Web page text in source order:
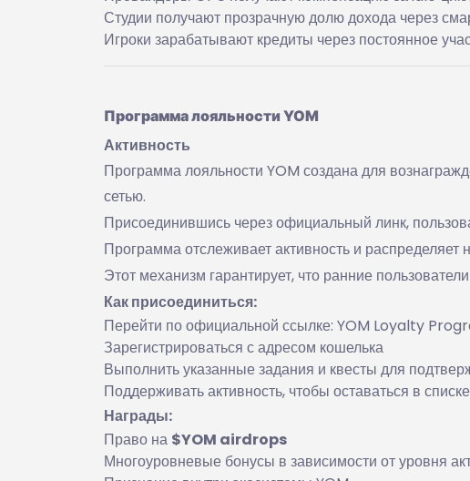
Студии получают прозрачную долю дохода через
Игроки зарабатывают кредиты через постоянное
Программа лояльности YOM
Активность
Программа лояльности YOM создана для
сетью.
Присоединившись через официальный линк,
Программа отслеживает активность и
Этот механизм гарантирует, что ранние
Как присоединиться:
Перейти по официальной ссылке: YOM Loyalty
Зарегистрироваться с адресом кошелька
Выполнить указанные задания и квесты для
Поддерживать активность, чтобы оставаться в
Награды:
Право на $YOM airdrops
Многоуровневые бонусы в зависимости от уровня